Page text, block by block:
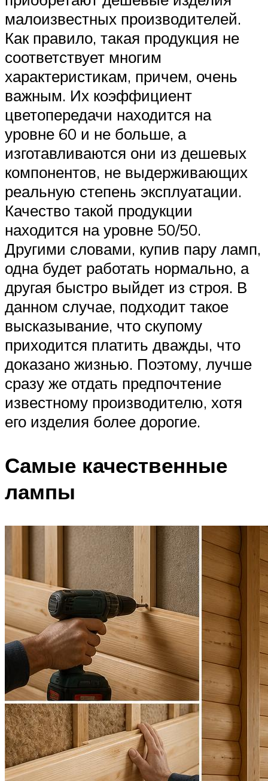
малоизвестных производителей.
Как правило, такая продукция не
соответствует многим
характеристикам, причем, очень
важным. Их коэффициент
цветопередачи находится на
уровне 60 и не больше, а
изготавливаются они из дешевых
компонентов, не выдерживающих
реальную степень эксплуатации.
Качество такой продукции
находится на уровне 50/50.
Другими словами, купив пару ламп,
одна будет работать нормально, а
другая быстро выйдет из строя. В
данном случае, подходит такое
высказывание, что скупому
приходится платить дважды, что
доказано жизнью. Поэтому, лучше
сразу же отдать предпочтение
известному производителю, хотя
его изделия более дорогие.
Самые качественные
лампы